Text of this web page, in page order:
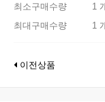
최소구매수량
1
최대구매수량
1
이전상품